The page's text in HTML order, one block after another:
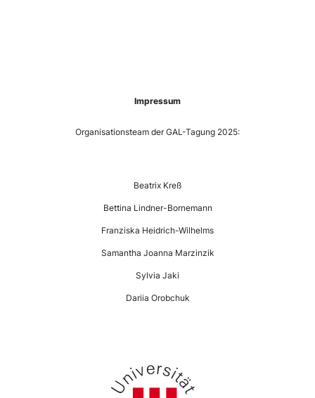
Impressum
Organisationsteam der GAL-Tagung 2025:
Beatrix Kreß
Bettina Lindner-Bornemann
Franziska Heidrich-Wilhelms
Samantha Joanna Marzinzik
Sylvia Jaki
Dariia Orobchuk